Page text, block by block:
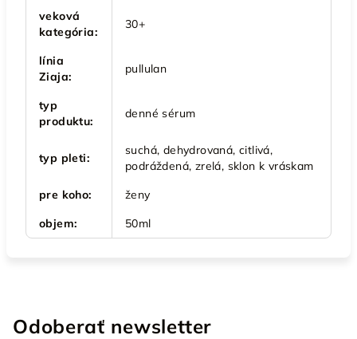
veková
kategória:
30+
línia
Ziaja:
pullulan
typ
produktu:
denné sérum
typ pleti:
suchá, dehydrovaná, citlivá,
podráždená, zrelá, sklon k vráskam
pre koho:
ženy
objem: 50ml
Odoberať newsletter